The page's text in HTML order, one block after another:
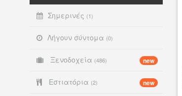
Σημερινές (1)
Λήγουν σύντομα (0)
Ξενοδοχεία (486) new
Εστιατόρια (2) new